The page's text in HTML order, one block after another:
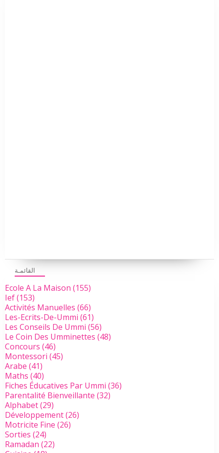
القائمـة
Ecole A La Maison (155)
Ief(153)
Activités Manuelles (66)
Les-Ecrits-De-Ummi (61)
Les Conseils De Ummi (56)
Le Coin Des Umminettes (48)
Concours (46)
Montessori (45)
Arabe (41)
Maths (40)
Fiches Éducatives Par Ummi (36)
Parentalité Bienveillante (32)
Alphabet(29)
Développement(26)
Motricite Fine (26)
Sorties (24)
Ramadan (22)